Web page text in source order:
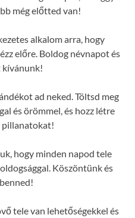
még előtted van!
alkalom arra, hogy
előre. Boldog névnapot és
kívánunk!
ad neked. Töltsd meg
és örömmel, és hozz létre
pillanatokat!
hogy minden napod tele
Köszöntünk és
tele van lehetőségekkel és